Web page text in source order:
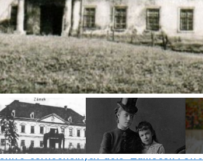
černouhelných dolů: Zámeček